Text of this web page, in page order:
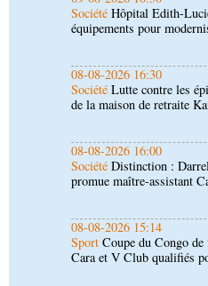
08-08-2026 16:30
SociétéLutte contre les
08-08-2026 16:00
SociétéDistinction :
08-08-2026 15:14
SportCoupe du Congo de
08-08-2026 15:00
Société Santé publique :